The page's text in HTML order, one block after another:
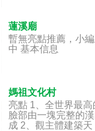
蓮溪廟
暫無亮點推薦，小
中 基本信息
媽祖文化村
亮點 1、全世界最高
臉部由一塊完整的
成 2、觀主體建築天